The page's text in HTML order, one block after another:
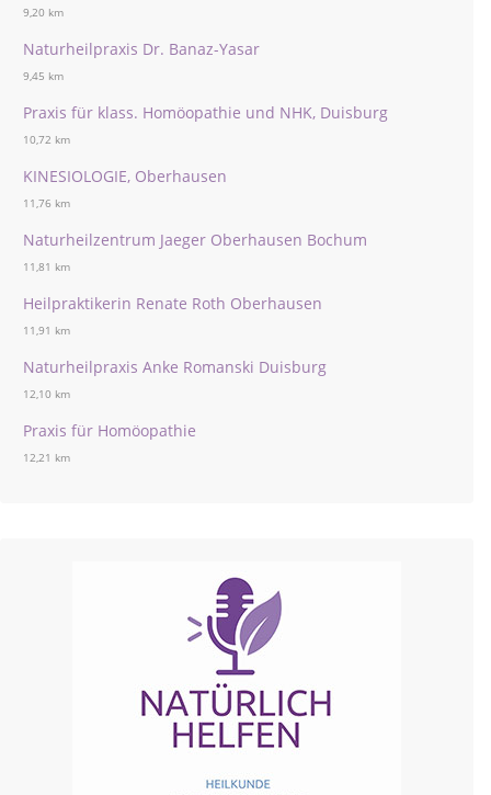
9,20 km
Naturheilpraxis Dr. Banaz-Yasar
9,45 km
Praxis für klass. Homöopathie und NHK, Duisburg
10,72 km
KINESIOLOGIE, Oberhausen
11,76 km
Naturheilzentrum Jaeger Oberhausen Bochum
11,81 km
Heilpraktikerin Renate Roth Oberhausen
11,91 km
Naturheilpraxis Anke Romanski Duisburg
12,10 km
Praxis für Homöopathie
12,21 km